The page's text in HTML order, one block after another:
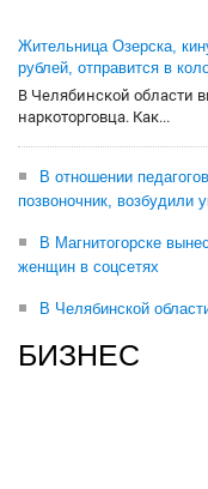
Жительница Озерска,
рублей, отправится в
В Челябинской области
наркоторговца. Как...
В отношении
позвоночник, возбудили
В Магнитогорске
женщин в соцсетях
В Челябинской
БИЗНЕС